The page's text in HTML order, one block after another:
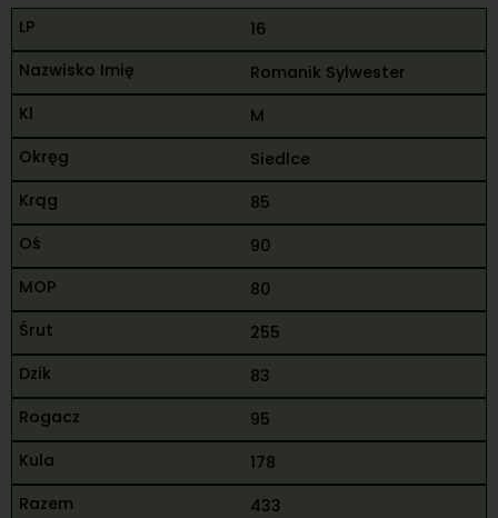
16
Romanik Sylwester
M
Siedlce
85
90
80
255
83
95
178
433